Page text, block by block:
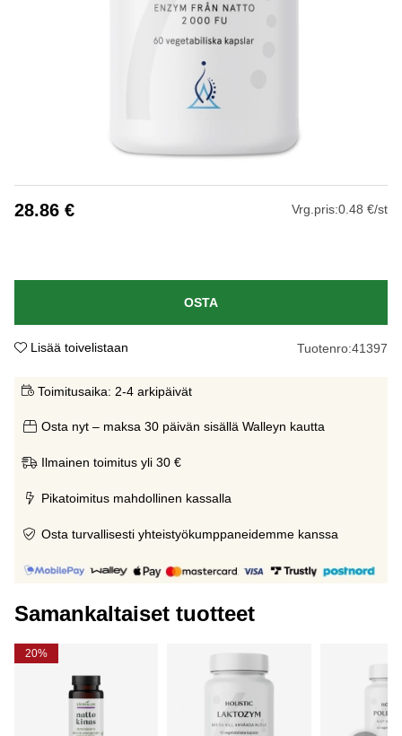
28.86 € Vrg.pris:0.48 €/st
OSTA
Lisää toivelistaan Tuotenro:41397
Toimitusaika: 2-4 arkipäivät
Osta nyt – maksa 30 päivän sisällä Walleyn kautta
Ilmainen toimitus yli 30 €
Pikatoimitus mahdollinen kassalla
Osta turvallisesti yhteistyökumppaneidemme kanssa
Samankaltaiset tuotteet
20%